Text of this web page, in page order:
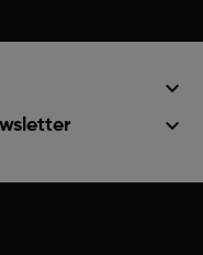
keyboard_arrow_down
keyboard_arrow_down